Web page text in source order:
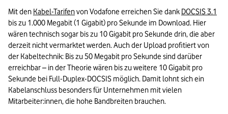
Mit den Kabel-Tarifen von Vodafone erreichen Sie dank DOCSIS 3.1
bis zu 1.000 Megabit (1 Gigabit) pro Sekunde im Download. Hier
wären technisch sogar bis zu 10 Gigabit pro Sekunde drin, die aber
derzeit nicht vermarktet werden. Auch der Upload profitiert von
der Kabeltechnik: Bis zu 50 Megabit pro Sekunde sind darüber
erreichbar – in der Theorie wären bis zu weitere 10 Gigabit pro
Sekunde bei Full-Duplex-DOCSIS möglich. Damit lohnt sich ein
Kabelanschluss besonders für Unternehmen mit vielen
Mitarbeiter:innen, die hohe Bandbreiten brauchen.